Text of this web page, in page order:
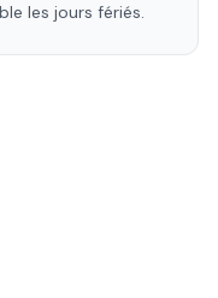
les jours fériés.